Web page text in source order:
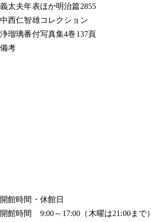
義太夫年表ほか明治篇2855
中西仁智雄コレクション
浄瑠璃番付写真集4巻137頁
備考
開館時間・休館日
開館時間 9:00～17:00（木曜は21:00まで）